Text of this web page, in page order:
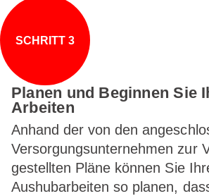
SCHRITT 3
Planen und Beginnen Sie
Arbeiten
Anhand der von den
Versorgungsunternehmen zur
gestellten Pläne können Sie
Aushubarbeiten so planen,